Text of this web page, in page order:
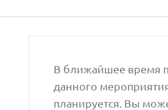
В ближайшее время
данного
планируется. Вы